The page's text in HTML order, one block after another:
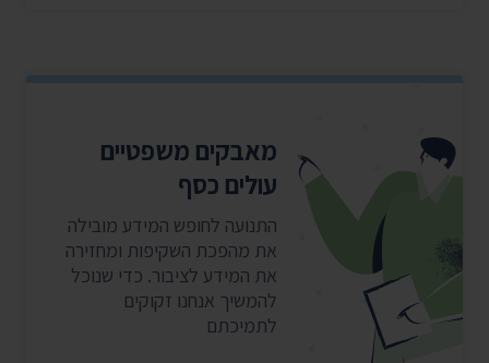
מאבקים משפטיים
עולים כסף
התנועה לחופש המידע מובילה
את מהפכת השקיפות ומחזירה
את המידע לציבור. כדי שנוכל
להמשיך אנחנו זקוקים
לתמיכתם